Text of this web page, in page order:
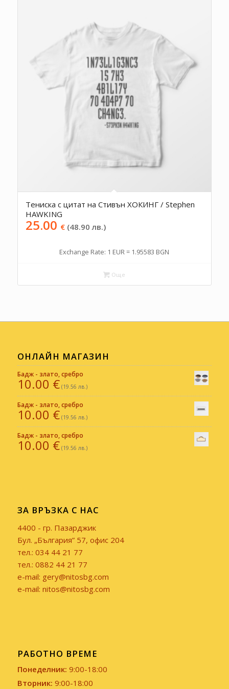
Тениска с цитат на Стивън ХОКИНГ / Stephen
HAWKING
25.00 €(48.90 лв.)
Exchange Rate: 1 EUR = 1.95583 BGN
Още
ОНЛАЙН МАГАЗИН
Бадж - злато, сребро
10.00 €(19.56 лв.)
Бадж - злато, сребро
10.00 €(19.56 лв.)
Бадж - злато, сребро
10.00 €(19.56 лв.)
ЗА ВРЪЗКА С НАС
4400 - гр. Пазарджик
Бул. „България” 57, офис 204
тел.: 034 44 21 77
тел.: 0882 44 21 77
e-mail: gery@nitosbg.com
e-mail: nitos@nitosbg.com
РАБОТНО ВРЕМЕ
Понеделник: 9:00-18:00
Вторник: 9:00-18:00